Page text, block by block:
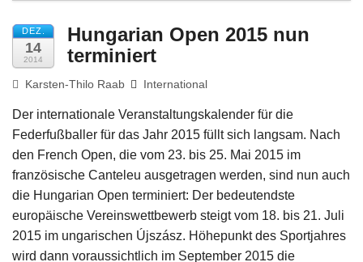
DEZ.
14
2014
Hungarian Open 2015 nun
terminiert
Karsten-Thilo Raab International
Der internationale Veranstaltungskalender für die
Federfußballer für das Jahr 2015 füllt sich langsam. Nach
den French Open, die vom 23. bis 25. Mai 2015 im
französische Canteleu ausgetragen werden, sind nun auch
die Hungarian Open terminiert: Der bedeutendste
europäische Vereinswettbewerb steigt vom 18. bis 21. Juli
2015 im ungarischen Újszász. Höhepunkt des Sportjahres
wird dann voraussichtlich im September 2015 die